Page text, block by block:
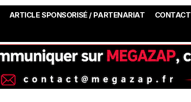
ARTICLE SPONSORISÉ / PARTENARIAT CONTACT